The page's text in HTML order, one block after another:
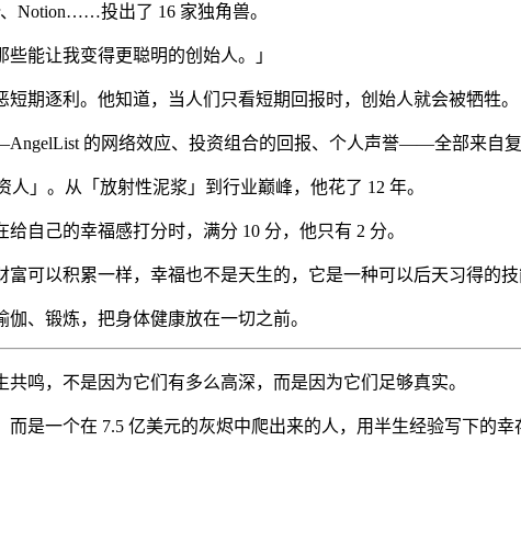
Notion……投出了 16 家独角兽。
能让我变得更聪明的创始人。」
期逐利。他知道，当人们只看短期回报时，创始人就会被牺牲。
的网络效应、投资组合的回报、个人声誉——全部来自复
人」。从「放射性泥浆」到行业巅峰，他花了 12 年。
自己的幸福感打分时，满分 10 分，他只有 2 分。
可以积累一样，幸福也不是天生的，它是一种可以后天习得的技
、锻炼，把身体健康放在一切之前。
鸣，不是因为它们有多么高深，而是因为它们足够真实。
是一个在 7.5 亿美元的灰烬中爬出来的人，用半生经验写下的